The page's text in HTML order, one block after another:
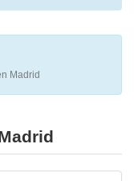
Madrid